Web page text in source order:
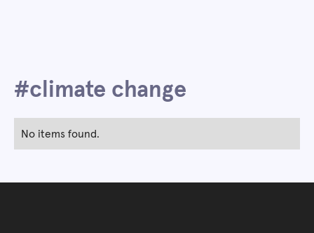
#climate change
No items found.